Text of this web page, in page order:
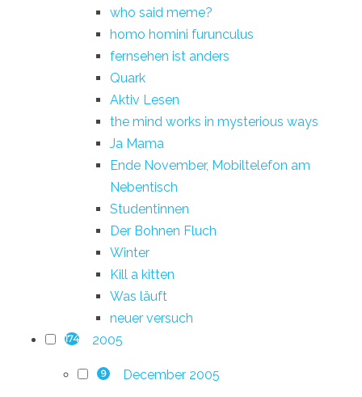
who said meme?
homo homini furunculus
fernsehen ist anders
Quark
Aktiv Lesen
the mind works in mysterious ways
Ja Mama
Ende November, Mobiltelefon am
Nebentisch
Studentinnen
Der Bohnen Fluch
Winter
Kill a kitten
Was läuft
neuer versuch
174 2005
9 December 2005